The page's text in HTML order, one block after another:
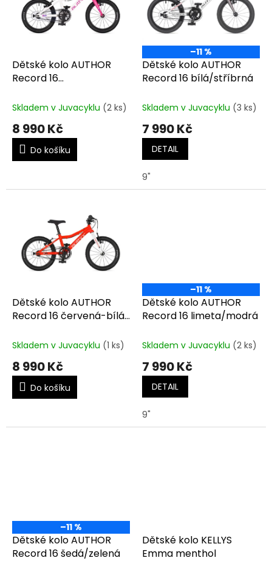
dDětské kolo AUTHOR
Record 16
Skladem v Juvacyklu (2 ks)
8 990 Kč
Do košíku
–11 %
Dětské kolo AUTHOR
Record 16 bílá/stříbrná
Skladem v Juvacyklu (3 ks)
7 990 Kč
DETAIL
9"
Dětské kolo AUTHOR
Record 16 červená-bílá-
Skladem v Juvacyklu (1 ks)
8 990 Kč
Do košíku
–11 %
Dětské kolo AUTHOR
Record 16 limeta/modrá
Skladem v Juvacyklu (2 ks)
7 990 Kč
DETAIL
9"
–11 %
Dětské kolo AUTHOR
Record 16 šedá/zelená
Dětské kolo KELLYS
Emma menthol